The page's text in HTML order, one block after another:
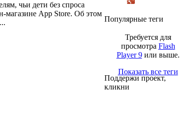
чьи дети без спроса
магазине App Store. Об этом
Популярные теги
Требуется для
просмотра Flash
Player 9или выше.
Показать все теги
Поддержи проект,
кликни